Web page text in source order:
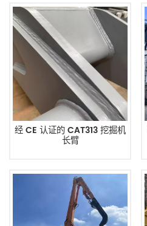
经 CE 认证的 CAT313 挖掘机
长臂